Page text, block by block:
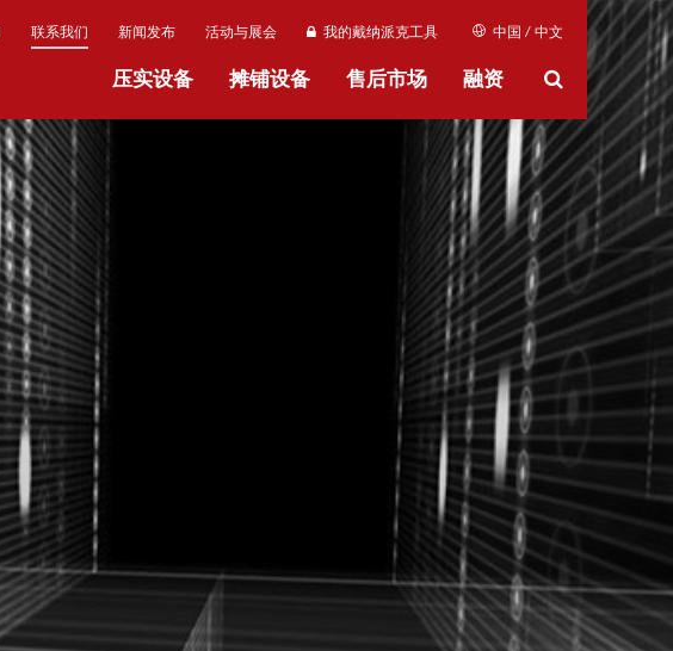
联系我们 新闻发布 活动与展会 我的戴纳派克工具 中国 / 中文
压实设备 摊铺设备 售后市场 融资